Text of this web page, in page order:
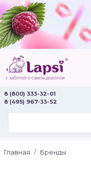
8 (800) 333-32-01
8 (495) 967-33-52
Главная Бренды